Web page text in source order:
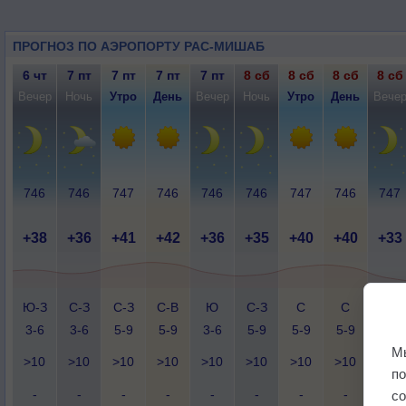
ПРОГНОЗ ПО АЭРОПОРТУ РАС-МИШАБ
6 чт 7 пт 7 пт 7 пт 7 пт 8 сб 8 сб 8 сб 8 сб
Вечер Ночь Утро День Вечер Ночь Утро День Вечер
746 746 747 746 746 746 747 746 747
+38 +36 +41 +42 +36 +35 +40 +40 +33
Ю-З
3-6
С-З
3-6
С-З
5-9
С-В
5-9
Ю
3-6
С-З
5-9
С
5-9
С
5-9
>10 >10 >10 >10 >10 >10 >10 >10 >10
- - - - - - - - -